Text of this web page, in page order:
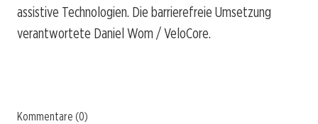
assistive Technologien. Die barrierefreie Umsetzung
verantwortete Daniel Wom / VeloCore.
Kommentare (0)